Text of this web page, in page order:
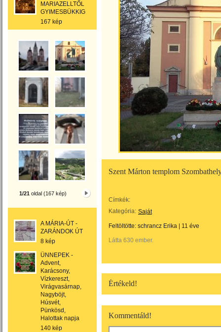
MARIAZELLTŐL
GYIMESBÜKKIG
167 kép
1/21 oldal (167 kép)
A MÁRIA-ÚT -
ZARÁNDOK ÚT
8 kép
ÜNNEPEK -
Advent,
Karácsony,
Vízkereszt,
Virágvasárnap,
Nagyböjt,
Húsvét,
Pünkösd,
Halottak napja
140 kép
Szent Márton templom
Címkék:
Kategória: Saját
Feltöltötte: schrancz Erika 11 éve
Látta 630 ember.
Értékeld!
Kommentáld!